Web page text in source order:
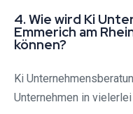
4. Wie wird Ki
Emmerich am
können?
Ki
Unternehmen in